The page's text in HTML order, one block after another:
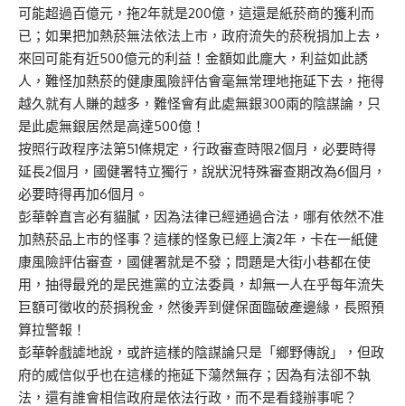
可能超過百億元，拖2年就是200億，這還是紙菸商的獲利而
已；如果把加熱菸無法依法上市，政府流失的菸稅捐加上去，
來回可能有近500億元的利益！金額如此龐大，利益如此誘
人，難怪加熱菸的健康風險評估會毫無常理地拖延下去，拖得
越久就有人賺的越多，難怪會有此處無銀300兩的陰謀論，只
是此處無銀居然是高達500億！
按照行政程序法第51條規定，行政審查時限2個月，必要時得
延長2個月，國健署特立獨行，說狀況特殊審查期改為6個月，
必要時得再加6個月。
彭華幹直言必有貓膩，因為法律已經通過合法，哪有依然不准
加熱菸品上市的怪事？這樣的怪象已經上演2年，卡在一紙健
康風險評估審查，國健署就是不發；問題是大街小巷都在使
用，抽得最兇的是民進黨的立法委員，却無一人在乎每年流失
巨額可徵收的菸捐稅金，然後弄到健保面臨破產邊緣，長照預
算拉警報！
彭華幹戲謔地說，或許這樣的陰謀論只是「鄉野傳說」，但政
府的威信似乎也在這樣的拖延下蕩然無存；因為有法卻不執
法，還有誰會相信政府是依法行政，而不是看錢辦事呢？